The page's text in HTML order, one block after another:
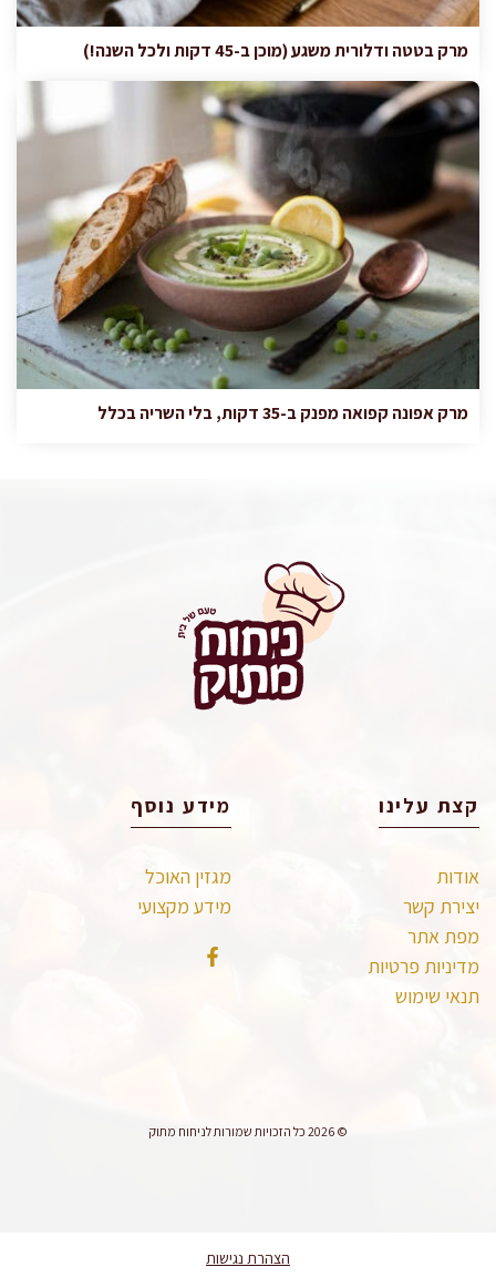
מרק בטטה ודלורית משגע (מוכן ב-45 דקות ולכל השנה!)
מרק אפונה קפואה מפנק ב-35 דקות, בלי השריה בכלל
קצת עלינו
אודות
יצירת קשר
מפת אתר
מדיניות פרטיות
תנאי שימוש
מידע נוסף
מגזין האוכל
מידע מקצועי
© 2026 כל הזכויות שמורות לניחוח מתוק
הצהרת נגישות